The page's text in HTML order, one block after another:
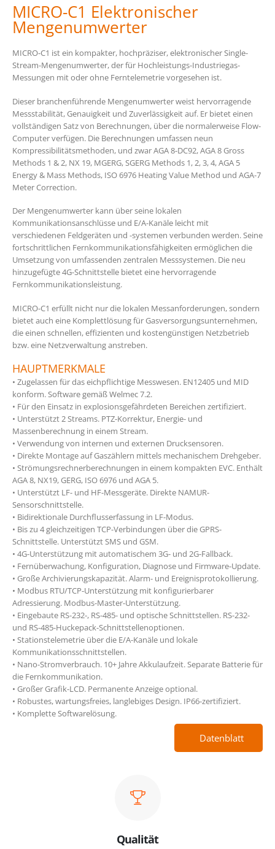
MICRO-C1 Elektronischer
Mengenumwerter
MICRO-C1 ist ein kompakter, hochpräziser, elektronischer Single-
Stream-Mengenumwerter, der für Hochleistungs-Industriegas-
Messungen mit oder ohne Ferntelemetrie vorgesehen ist.
Dieser branchenführende Mengenumwerter weist hervorragende
Messstabilität, Genauigkeit und Zuverlässigkeit auf. Er bietet einen
vollständigen Satz von Berechnungen, über die normalerweise Flow-
Computer verfügen. Die Berechnungen umfassen neun
Kompressibilitätsmethoden, und zwar AGA 8-DC92, AGA 8 Gross
Methods 1 & 2, NX 19, MGERG, SGERG Methods 1, 2, 3, 4, AGA 5
Energy & Mass Methods, ISO 6976 Heating Value Method und AGA-7
Meter Correction.
Der Mengenumwerter kann über seine lokalen
Kommunikationsanschlüsse und E/A-Kanäle leicht mit
verschiedenen Feldgeräten und -systemen verbunden werden. Seine
fortschrittlichen Fernkommunikationsfähigkeiten ermöglichen die
Umsetzung von umfassenden zentralen Messsystemen. Die neu
hinzugefügte 4G-Schnittstelle bietet eine hervorragende
Fernkommunikationsleistung.
MICRO-C1 erfüllt nicht nur die lokalen Messanforderungen, sondern
bietet auch eine Komplettlösung für Gasversorgungsunternehmen,
die einen schnellen, effizienten und kostengünstigen Netzbetrieb
bzw. eine Netzverwaltung anstreben.
HAUPTMERKMALE
• Zugelassen für das eichpflichtige Messwesen. EN12405 und MID
konform. Software gemäß Welmec 7.2.
• Für den Einsatz in explosionsgefährdeten Bereichen zertifiziert.
• Unterstützt 2 Streams. PTZ-Korrektur, Energie- und
Massenberechnung in einem Stream.
• Verwendung von internen und externen Drucksensoren.
• Direkte Montage auf Gaszählern mittels mechanischem Drehgeber.
• Strömungsrechnerberechnungen in einem kompakten EVC. Enthält
AGA 8, NX19, GERG, ISO 6976 und AGA 5.
• Unterstützt LF- und HF-Messgeräte. Direkte NAMUR-
Sensorschnittstelle.
• Bidirektionale Durchflusserfassung in LF-Modus.
• Bis zu 4 gleichzeitigen TCP-Verbindungen über die GPRS-
Schnittstelle. Unterstützt SMS und GSM.
• 4G-Unterstützung mit automatischem 3G- und 2G-Fallback.
• Fernüberwachung, Konfiguration, Diagnose und Firmware-Update.
• Große Archivierungskapazität. Alarm- und Ereignisprotokollierung.
• Modbus RTU/TCP-Unterstützung mit konfigurierbarer
Adressierung. Modbus-Master-Unterstützung.
• Eingebaute RS-232-, RS-485- und optische Schnittstellen. RS-232-
und RS-485-Huckepack-Schnittstellenoptionen.
• Stationstelemetrie über die E/A-Kanäle und lokale
Kommunikationsschnittstellen.
• Nano-Stromverbrauch. 10+ Jahre Akkulaufzeit. Separate Batterie für
die Fernkommunikation.
• Großer Grafik-LCD. Permanente Anzeige optional.
• Robustes, wartungsfreies, langlebiges Design. IP66-zertifiziert.
• Komplette Softwarelösung.
Datenblatt
Qualität